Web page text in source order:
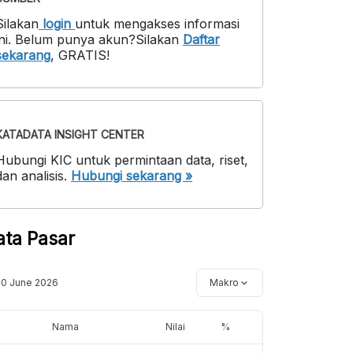
login untuk mengakses informasi
. Belum punya akun?Silakan Daftar
, GRATIS!
INSIGHT CENTER
KIC untuk permintaan data, riset,
analisis. Hubungi sekarang »
Pasar
June 2026 Makro
Nama Nilai %